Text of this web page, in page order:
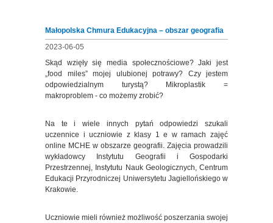
Małopolska Chmura Edukacyjna – obszar geografia
2023-06-05
Skąd wzięły się media społecznościowe? Jaki jest
„food miles” mojej ulubionej potrawy? Czy jestem
odpowiedzialnym turystą? Mikroplastik =
makroproblem - co możemy zrobić?
Na te i wiele innych pytań odpowiedzi szukali
uczennice i uczniowie z klasy 1 e w ramach zajęć
online MCHE w obszarze geografii. Zajęcia prowadzili
wykładowcy Instytutu Geografii i Gospodarki
Przestrzennej, Instytutu Nauk Geologicznych, Centrum
Edukacji Przyrodniczej Uniwersytetu Jagiellońskiego w
Krakowie.
Uczniowie mieli również możliwość poszerzania swojej